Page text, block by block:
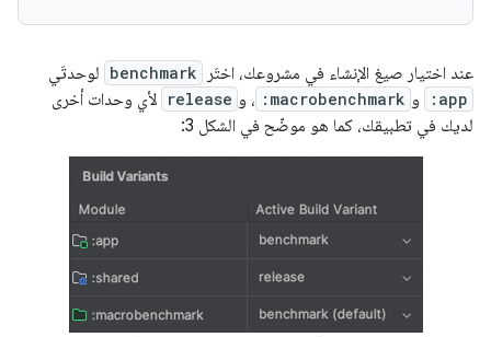
عند اختيار صيغ الإنشاء في مشروعك، اختَر benchmark لوحدتَي
:app و :macrobenchmark ، و release لأي وحدات أخرى
لديك في تطبيقك، كما هو موضّح في الشكل 3: